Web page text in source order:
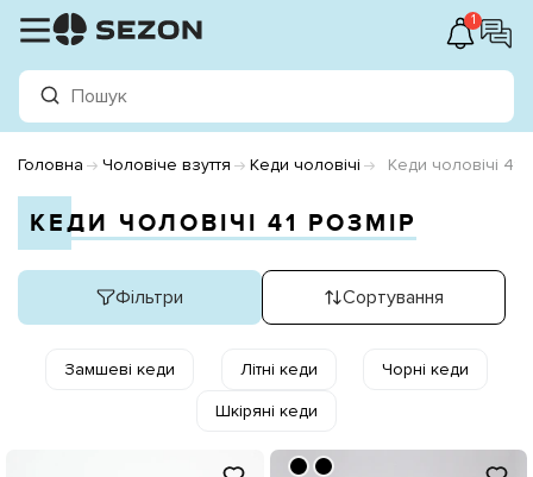
1
Головна Чоловіче взуття Кеди чоловічі Кеди чоловічі 41
КЕДИ ЧОЛОВІЧІ 41 РОЗМІР
Фільтри Сортування
Замшеві кеди Літні кеди Чорні кеди
Шкіряні кеди